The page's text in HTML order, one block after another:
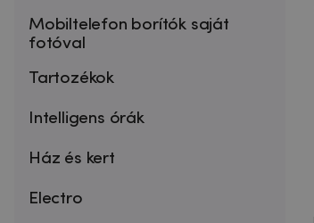
Mobiltelefon borítók saját
fotóval
Tartozékok
Intelligens órák
Ház és kert
Electro